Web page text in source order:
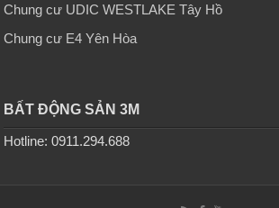
Chung cư UDIC WESTLAKE Tây Hồ
Chung cư E4 Yên Hòa
BẤT ĐỘNG SẢN 3M
Hotline: 0911.294.688